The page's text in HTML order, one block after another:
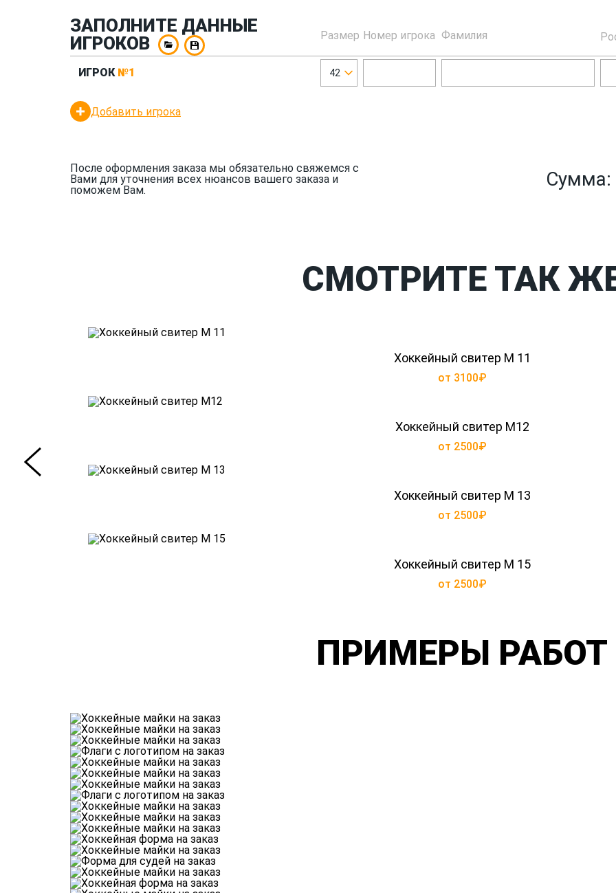
ЗАПОЛНИТЕ ДАННЫЕ
ИГРОКОВ
Размер Номер игрока Фамилия
ИГРОК №1 42
Добавить игрока
После оформления заказа мы обязательно свяжемся с
Вами для уточнения всех нюансов вашего заказа и
поможем Вам.
Сумма:
СМОТРИТЕ ТАК
Хоккейный свитер М 11
от 3100₽
Хоккейный свитер М12
от 2500₽
Хоккейный свитер М 13
от 2500₽
Хоккейный свитер М 15
от 2500₽
ПРИМЕРЫ РАБОТ